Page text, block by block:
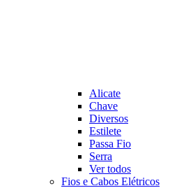
Alicate
Chave
Diversos
Estilete
Passa Fio
Serra
Ver todos
Fios e Cabos Elétricos